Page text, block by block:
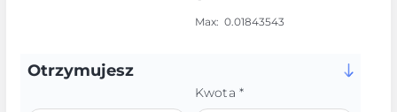
Max: 0.01843543
Otrzymujesz
Kwota *